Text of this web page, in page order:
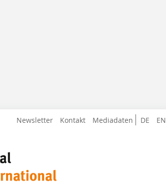
DE EN
Newsletter Kontakt Mediadaten